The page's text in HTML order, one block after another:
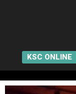
KSC ONLINE